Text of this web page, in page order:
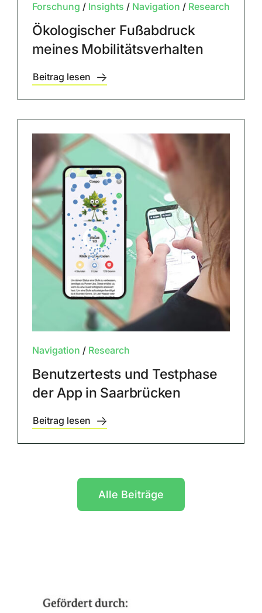
Forschung / Insights / Navigation / Research
Ökologischer Fußabdruck
meines Mobilitätsverhalten
Beitrag lesen
Navigation / Research
Benutzertests und Testphase
der App in Saarbrücken
Beitrag lesen
Alle Beiträge